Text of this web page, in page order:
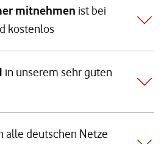
mitnehmen ist bei
kostenlos
in unserem sehr guten
alle deutschen Netze